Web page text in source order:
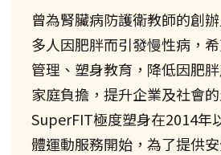
曾為腎臟病防護衛教師的創
多人因肥胖而引發慢性病，
管理、塑身教育，降低因肥
家庭負擔，提升企業及社會的
SuperFIT極度塑身在2014年
體運動服務開始，為了提供